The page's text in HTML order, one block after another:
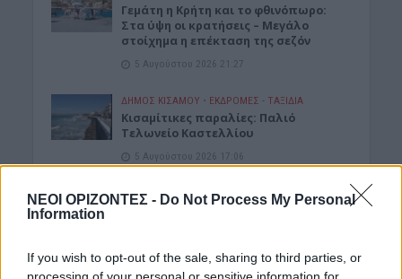
ΝΕΟΙ ΟΡΙΖΟΝΤΕΣ - Do Not Process My Personal
Information
If you wish to opt-out of the sale, sharing to third parties, or
processing of your personal or sensitive information for
Γεμάτη η Κρήτη και το φθινόπωρο:
Στα ύψη οι κρατήσεις – Μεγάλο
στοίχημα η επέκταση της σεζόν
5 Αυγούστου 2026 21:27
ΔΉΜΟΣ ΚΙΣΆΜΟΥ • ΕΚΔΡΟΜΈΣ - ΤΑΞΊΔΙΑ
Kισαμίτικες παραλίες: Παλιό
Τελωνείο Καστελλίου
5 Αυγούστου 2026 17:06
Δημοφιλή αυτή την εβδομάδα